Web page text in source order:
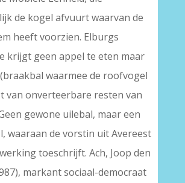
de kogel afvuurt waarvan de
heeft voorzien. Elburgs
krijgt geen appel te eten maar
waarmee de roofvogel
van onverteerbare resten van
gewone uilebal, maar een
waaraan de vorstin uit Avereest
toeschrijft. Ach, Joop den
markant sociaal-democraat